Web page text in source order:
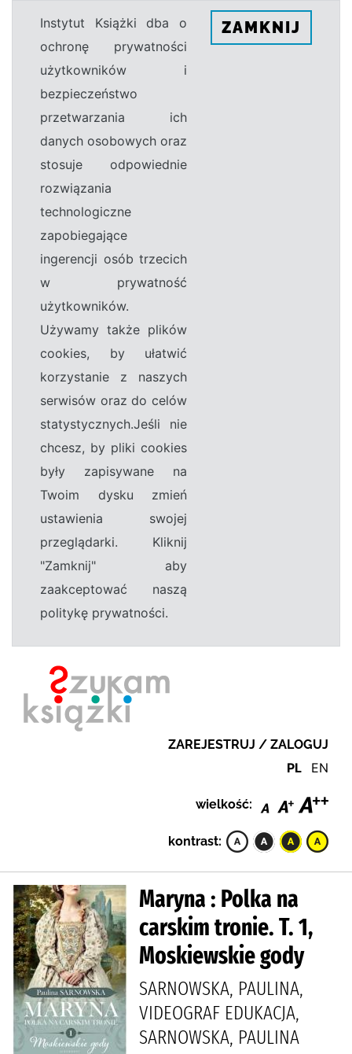
Instytut Książki dba o
ochronę prywatności
użytkowników i
bezpieczeństwo
przetwarzania ich
danych osobowych oraz
stosuje odpowiednie
rozwiązania
technologiczne
zapobiegające
ingerencji osób trzecich
w prywatność
użytkowników.
Używamy także plików
cookies, by ułatwić
korzystanie z naszych
serwisów oraz do celów
statystycznych.Jeśli nie
chcesz, by pliki cookies
były zapisywane na
Twoim dysku zmień
ustawienia swojej
przeglądarki. Kliknij
"Zamknij" aby
zaakceptować naszą
politykę prywatności.
ZAMKNIJ
ZAREJESTRUJ / ZALOGUJ
PL EN
wielkość:
kontrast:
Maryna : Polka na
carskim tronie. T. 1,
Moskiewskie gody
SARNOWSKA, PAULINA,
VIDEOGRAF EDUKACJA,
SARNOWSKA, PAULINA